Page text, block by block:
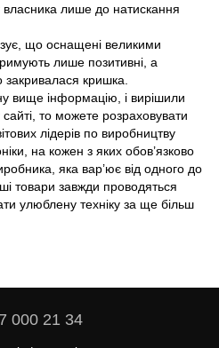
лише до натискання
що оснащені великими
лише позитивні, а
закривалася кришка.
вище інформацію, і вирішили
то можете розраховувати
лідерів по виробництву
на кожен з яких обов’язково
яка вар’ює від одного до
товари завжди проводяться
улюблену техніку за ще більш
000 21 34